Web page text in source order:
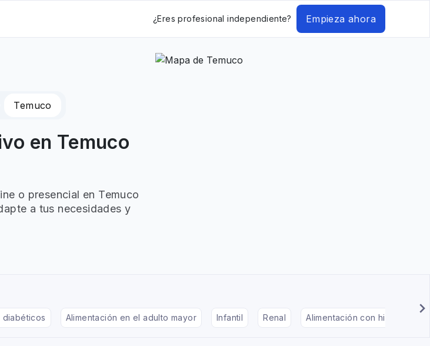
¿Eres profesional independiente? Empieza ahora
Temuco
en Temuco
o presencial en Temuco
a tus necesidades y
diabéticos Alimentación en el adulto mayor Infantil Renal Alimentación con